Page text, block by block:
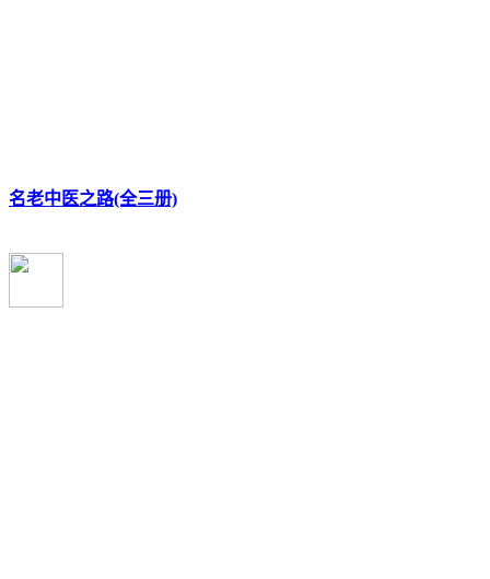
名老中医之路(全三册)